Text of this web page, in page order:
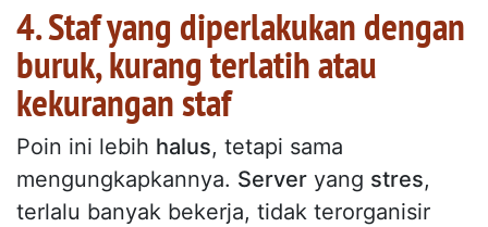
4. Staf yang diperlakukan dengan
buruk, kurang terlatih atau
kekurangan staf
Poin ini lebih halus, tetapi sama
mengungkapkannya. Server yang stres,
terlalu banyak bekerja, tidak terorganisir